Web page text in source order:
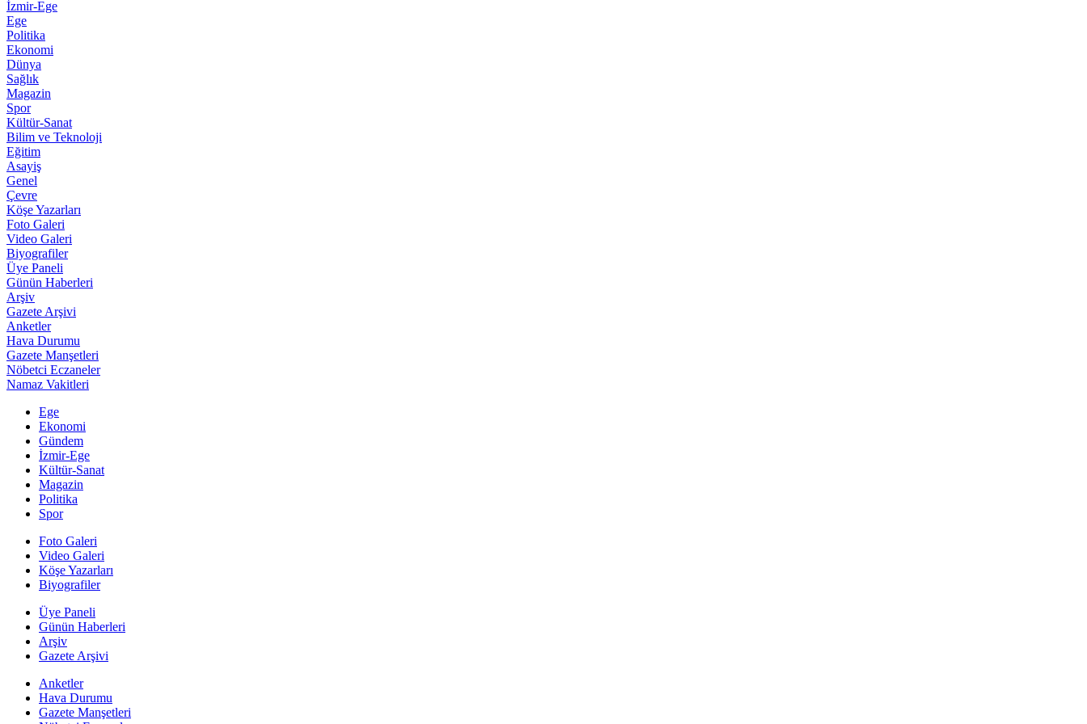
İzmir-Ege
Ege
Politika
Ekonomi
Dünya
Sağlık
Magazin
Spor
Kültür-Sanat
Bilim ve Teknoloji
Eğitim
Asayiş
Genel
Çevre
Köşe Yazarları
Foto Galeri
Video Galeri
Biyografiler
Üye Paneli
Günün Haberleri
Arşiv
Gazete Arşivi
Anketler
Hava Durumu
Gazete Manşetleri
Nöbetci Eczaneler
Namaz Vakitleri
Ege
Ekonomi
Gündem
İzmir-Ege
Kültür-Sanat
Magazin
Politika
Spor
Foto Galeri
Video Galeri
Köşe Yazarları
Biyografiler
Üye Paneli
Günün Haberleri
Arşiv
Gazete Arşivi
Anketler
Hava Durumu
Gazete Manşetleri